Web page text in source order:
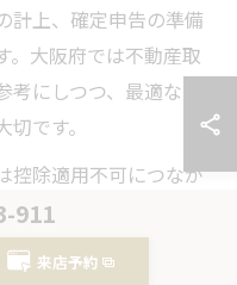
計上、確定申告の準備
。大阪府では不動産取
にしつつ、最適な売
です。
控除適用不可につなが
ながら進めましょう。
ポートで申告がスムー
911
来店予約